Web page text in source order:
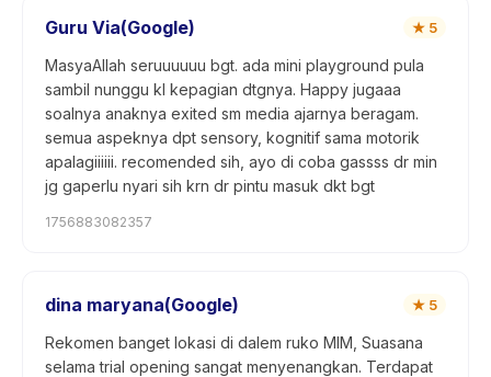
Guru Via(Google) ★ 5
MasyaAllah seruuuuuu bgt. ada mini playground pula
sambil nunggu kl kepagian dtgnya. Happy jugaaa
soalnya anaknya exited sm media ajarnya beragam.
semua aspeknya dpt sensory, kognitif sama motorik
apalagiiiiii. recomended sih, ayo di coba gassss dr min
jg gaperlu nyari sih krn dr pintu masuk dkt bgt
1756883082357
dina maryana(Google) ★ 5
Rekomen banget lokasi di dalem ruko MIM, Suasana
selama trial opening sangat menyenangkan. Terdapat